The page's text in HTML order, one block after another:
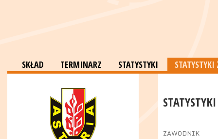
SKŁAD TERMINARZ STATYSTYKI
ZAWODNIK